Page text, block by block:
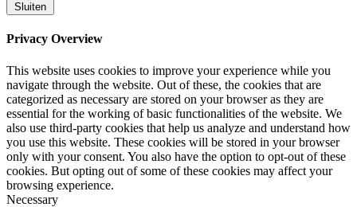
Sluiten
Privacy Overview
This website uses cookies to improve your experience while you
navigate through the website. Out of these, the cookies that are
categorized as necessary are stored on your browser as they are
essential for the working of basic functionalities of the website. We
also use third-party cookies that help us analyze and understand how
you use this website. These cookies will be stored in your browser
only with your consent. You also have the option to opt-out of these
cookies. But opting out of some of these cookies may affect your
browsing experience.
Necessary